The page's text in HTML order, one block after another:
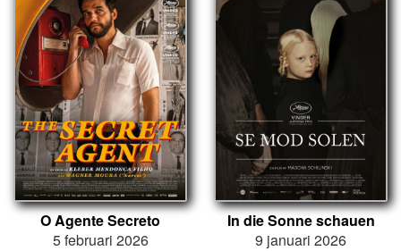
O Agente Secreto
5 februari 2026
In die Sonne schauen
9 januari 2026